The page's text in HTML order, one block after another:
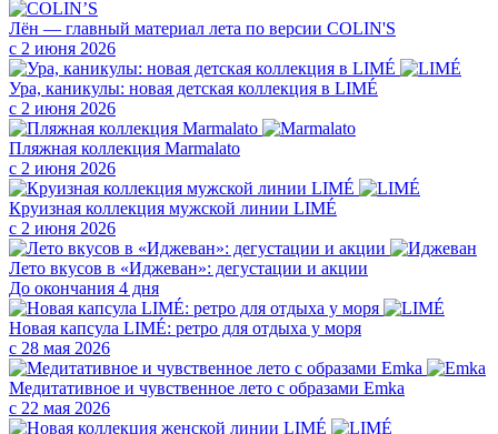
Лён — главный материал лета по версии COLIN'S
с 2 июня 2026
Ура, каникулы: новая детская коллекция в LIMÉ
с 2 июня 2026
Пляжная коллекция Marmalato
с 2 июня 2026
Круизная коллекция мужской линии LIMÉ
с 2 июня 2026
Лето вкусов в «Иджеван»: дегустации и акции
До окончания 4 дня
Новая капсула LIMÉ: ретро для отдыха у моря
с 28 мая 2026
Медитативное и чувственное лето с образами Emka
с 22 мая 2026